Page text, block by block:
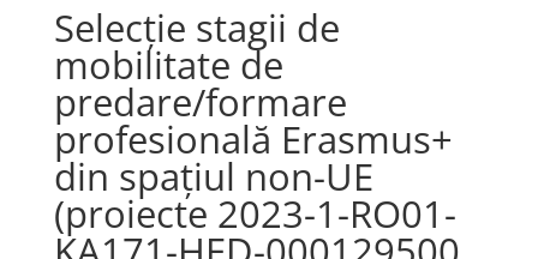
Selecție stagii de
mobilitate de
predare/formare
profesională Erasmus+
din spațiul non-UE
(proiecte 2023-1-RO01-